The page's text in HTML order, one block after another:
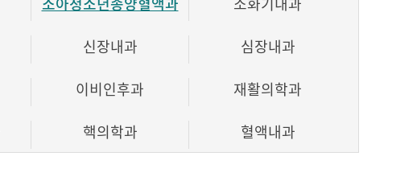
신장내과
심장내과
이비인후과
재활의학과
핵의학과
혈액내과